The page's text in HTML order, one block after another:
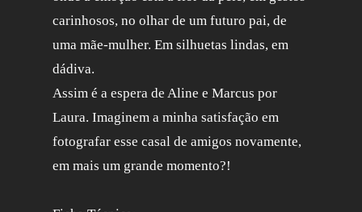
carinhosos, no olhar de um futuro pai, de
uma mãe-mulher. Em silhuetas lindas, em
dádiva.
Assim é a espera de Aline e Marcus por
Laura. Imaginem a minha satisfação em
fotografar esse casal de amigos novamente,
em mais um grande momento?!